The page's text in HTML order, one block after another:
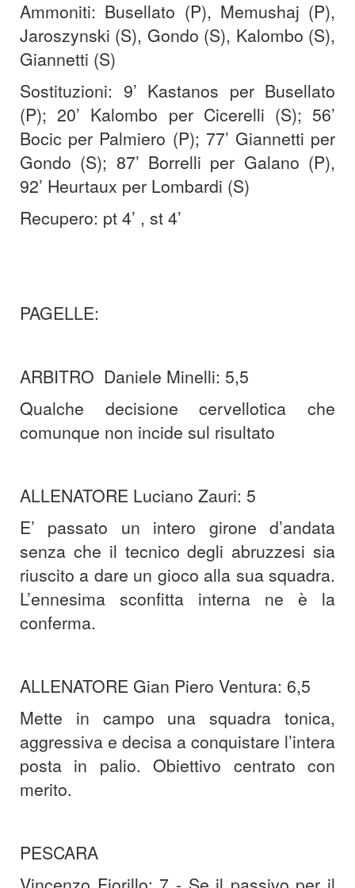
Ammoniti: Busellato (P), Memushaj (P),
Jaroszynski (S), Gondo (S), Kalombo (S),
Giannetti (S)
Sostituzioni: 9’ Kastanos per Busellato
(P); 20’ Kalombo per Cicerelli (S); 56’
Bocic per Palmiero (P); 77’ Giannetti per
Gondo (S); 87’ Borrelli per Galano (P),
92’ Heurtaux per Lombardi (S)
Recupero: pt 4’ , st 4’
PAGELLE:
ARBITRO Daniele Minelli: 5,5
Qualche decisione cervellotica che
comunque non incide sul risultato
ALLENATORE Luciano Zauri: 5
E’ passato un intero girone d’andata
senza che il tecnico degli abruzzesi sia
riuscito a dare un gioco alla sua squadra.
L’ennesima sconfitta interna ne è la
conferma.
ALLENATORE Gian Piero Ventura: 6,5
Mette in campo una squadra tonica,
aggressiva e decisa a conquistare l’intera
posta in palio. Obiettivo centrato con
merito.
PESCARA